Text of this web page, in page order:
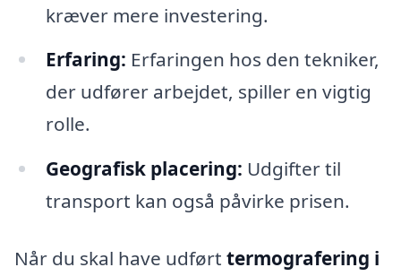
kræver mere investering.
Erfaring: Erfaringen hos den tekniker,
der udfører arbejdet, spiller en vigtig
rolle.
Geografisk placering: Udgifter til
transport kan også påvirke prisen.
Når du skal have udført termografering i